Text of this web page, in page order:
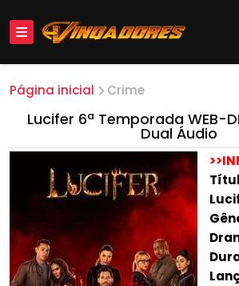
Página inicial Crime
Lucifer 6ª Temporada WEB-
Dual Áudio